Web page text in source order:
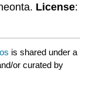
License:
is shared under a
or curated by